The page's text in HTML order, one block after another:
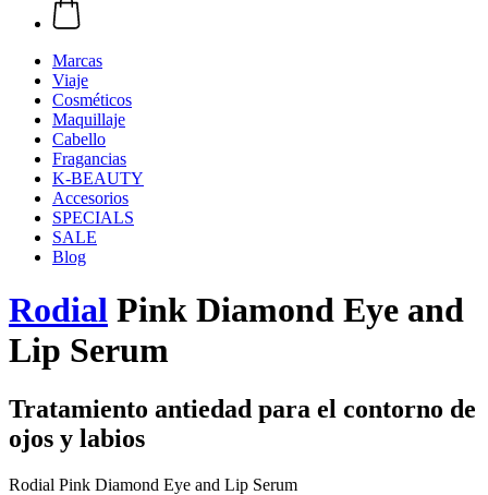
Marcas
Viaje
Cosméticos
Maquillaje
Cabello
Fragancias
K-BEAUTY
Accesorios
SPECIALS
SALE
Blog
Rodial Pink Diamond Eye and
Lip Serum
Tratamiento antiedad para el contorno de
ojos y labios
Rodial Pink Diamond Eye and Lip Serum